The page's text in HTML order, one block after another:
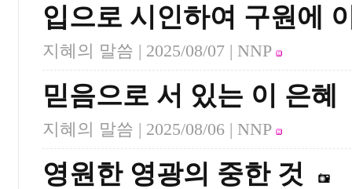
입으로 시인하여 구원에
지혜의 말씀 | 2025/08/07 | NNP
믿음으로 서 있는 이 은혜
지혜의 말씀 | 2025/08/06 | NNP
영원한 영광의 중한 것